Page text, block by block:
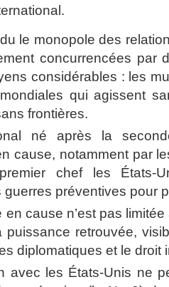
le monopole des
concurrencées par
considérables : les
qui agissent
frontières.
né après la
cause, notamment par
chef les États-
guerres préventives pour
en cause n’est pas
retrouvée,
diplomatiques et le droit
avec les États-Unis ne